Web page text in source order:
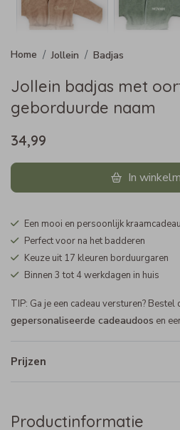
Jollein Badjas
Jollein badjas met
geborduurde naam
34,99
In
Een mooi en persoonlijk kraamcadeau
Perfect voor na het badderen
Keuze uit 17 kleuren borduurgaren
Binnen 3 tot 4 werkdagen in huis
TIP: Ga je een cadeau versturen? Bestel
gepersonaliseerde cadeaudoos en
Prijzen
Productinformatie